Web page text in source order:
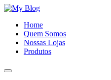
Ir
conteúdo
Home
Quem Somos
Nossas Lojas
Produtos